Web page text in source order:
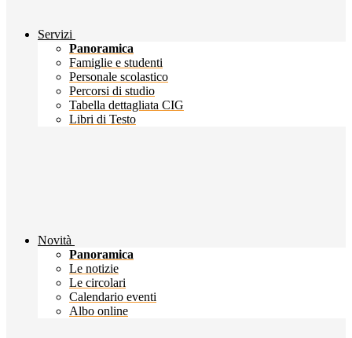
Servizi
Panoramica
Famiglie e studenti
Personale scolastico
Percorsi di studio
Tabella dettagliata CIG
Libri di Testo
Novità
Panoramica
Le notizie
Le circolari
Calendario eventi
Albo online